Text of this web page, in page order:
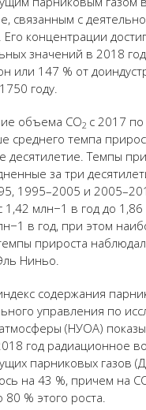
связанным с
Его концентрации
значений в 2018
или 147 % от
году.
объема CO2 с 2017
среднего темпа
десятилетие. Темпы
за три
1995–2005 и
1,42 млн−1 в год до
в год, при этом
прироста
Ниньо.
содержания
управления по
(НУОА)
год радиационное
парниковых газов
на 43 %, причем на
% этого роста.